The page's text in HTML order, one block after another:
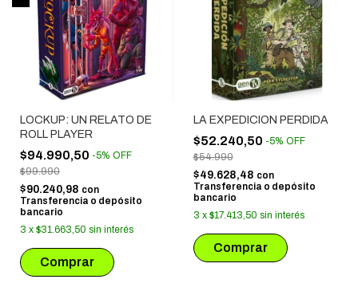
LOCKUP: UN RELATO DE
ROLL PLAYER
$94.990,50 -5% OFF
$99.990
$90.240,98 con
Transferencia o depósito
bancario
3 x $31.663,50 sin interés
LA EXPEDICION PERDIDA
$52.240,50 -5% OFF
$54.990
$49.628,48 con
Transferencia o depósito
bancario
3 x $17.413,50 sin interés